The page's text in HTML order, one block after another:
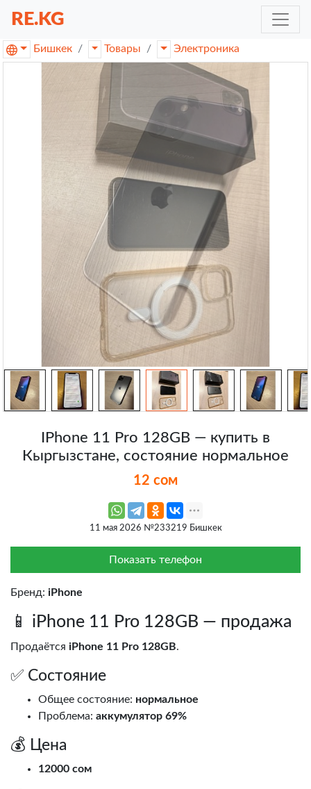
RE.KG
Бишкек Товары Электроника
IPhone 11 Pro 128GB — купить в
Кыргызстане, состояние нормальное
12 сом
11 мая 2026 №233219 Бишкек
Показать телефон
Бренд: iPhone
📱 iPhone 11 Pro 128GB — продажа
Продаётся iPhone 11 Pro 128GB.
✅ Состояние
Общее состояние: нормальное
Проблема: аккумулятор 69%
💰 Цена
12000 сом